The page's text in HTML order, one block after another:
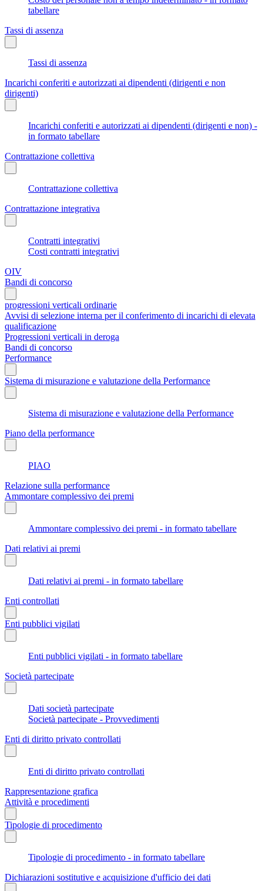
tabellare
Tassi di assenza
Tassi di assenza
Incarichi conferiti e autorizzati ai dipendenti (dirigenti e non
dirigenti)
Incarichi conferiti e autorizzati ai dipendenti (dirigenti e non) -
in formato tabellare
Contrattazione collettiva
Contrattazione collettiva
Contrattazione integrativa
Contratti integrativi
Costi contratti integrativi
OIV
Bandi di concorso
progressioni verticali ordinarie
Avvisi di selezione interna per il conferimento di incarichi di elevata
qualificazione
Progressioni verticali in deroga
Bandi di concorso
Performance
Sistema di misurazione e valutazione della Performance
Sistema di misurazione e valutazione della Performance
Piano della performance
PIAO
Relazione sulla performance
Ammontare complessivo dei premi
Ammontare complessivo dei premi - in formato tabellare
Dati relativi ai premi
Dati relativi ai premi - in formato tabellare
Enti controllati
Enti pubblici vigilati
Enti pubblici vigilati - in formato tabellare
Società partecipate
Dati società partecipate
Società partecipate - Provvedimenti
Enti di diritto privato controllati
Enti di diritto privato controllati
Rappresentazione grafica
Attività e procedimenti
Tipologie di procedimento
Tipologie di procedimento - in formato tabellare
Dichiarazioni sostitutive e acquisizione d'ufficio dei dati